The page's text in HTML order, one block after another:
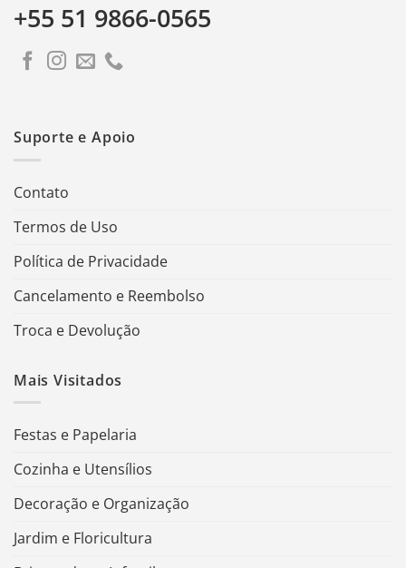
+55 51 9866-0565
Suporte e Apoio
Contato
Termos de Uso
Política de Privacidade
Cancelamento e Reembolso
Troca e Devolução
Mais Visitados
Festas e Papelaria
Cozinha e Utensílios
Decoração e Organização
Jardim e Floricultura